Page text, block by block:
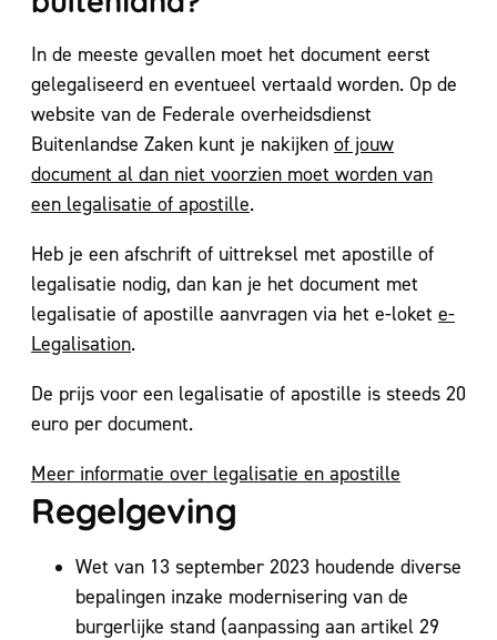
In de meeste gevallen moet het document eerst
gelegaliseerd en eventueel vertaald worden. Op de
website van de Federale overheidsdienst
Buitenlandse Zaken kunt je nakijken of jouw
document al dan niet voorzien moet worden van
een legalisatie of apostille.
Heb je een afschrift of uittreksel met apostille of
legalisatie nodig, dan kan je het document met
legalisatie of apostille aanvragen via het e-loket e-
Legalisation.
De prijs voor een legalisatie of apostille is steeds 20
euro per document.
Meer informatie over legalisatie en apostille
Regelgeving
Wet van 13 september 2023 houdende diverse
bepalingen inzake modernisering van de
burgerlijke stand (aanpassing aan artikel 29